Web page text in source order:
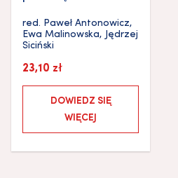
red. Paweł Antonowicz,
Ewa Malinowska,
Jędrzej
Siciński
23,10 zł
DOWIEDZ SIĘ
WIĘCEJ